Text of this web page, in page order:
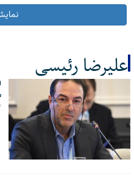
علیرضا رئیسی
کل اخبار:12